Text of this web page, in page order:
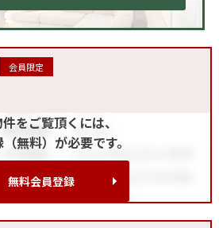
会員限定
をご覧頂くには、
無料）が必要です。
無料会員登録